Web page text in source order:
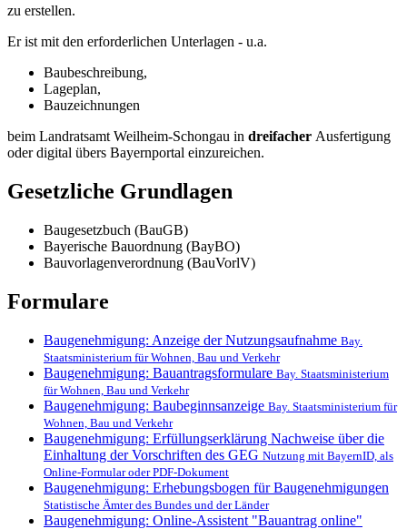
zu erstellen.
Er ist mit den erforderlichen Unterlagen - u.a.
Baubeschreibung,
Lageplan,
Bauzeichnungen
beim Landratsamt Weilheim-Schongau in dreifacher Ausfertigung
oder digital übers Bayernportal einzureichen.
Gesetzliche Grundlagen
Baugesetzbuch (BauGB)
Bayerische Bauordnung (BayBO)
Bauvorlagenverordnung (BauVorlV)
Formulare
Baugenehmigung: Anzeige der Nutzungsaufnahme Bay.
Staatsministerium für Wohnen, Bau und Verkehr
Baugenehmigung: Bauantragsformulare Bay. Staatsministerium
für Wohnen, Bau und Verkehr
Baugenehmigung: Baubeginnsanzeige Bay. Staatsministerium für
Wohnen, Bau und Verkehr
Baugenehmigung: Erfüllungserklärung Nachweise über die
Einhaltung der Vorschriften des GEG Nutzung mit BayernID, als
Online-Formular oder PDF-Dokument
Baugenehmigung: Erhebungsbogen für Baugenehmigungen
Statistische Ämter des Bundes und der Länder
Baugenehmigung: Online-Assistent "Bauantrag online"